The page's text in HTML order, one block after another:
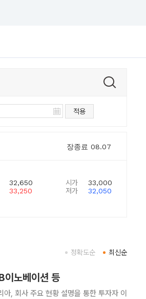
적용
장종료 08.07
32,650
33,250
시가
33,000
저가
32,050
최신순
정확도순
이노베이션 등
, 회사 주요 현황 설명을 통한 투자자 이